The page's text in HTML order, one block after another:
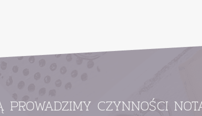
PROWADZIMY CZYNNOŚCI